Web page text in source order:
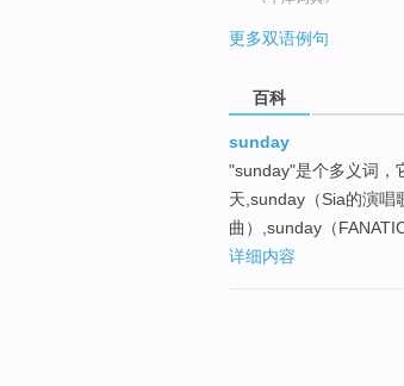
更多双语例句
百科
sunday
"sunday"是个多义词，
天,sunday（Sia的演唱
曲）,sunday（
详细内容